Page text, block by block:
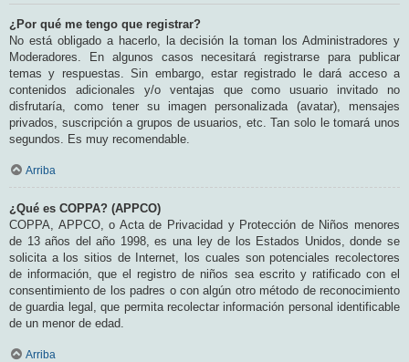
¿Por qué me tengo que registrar?
No está obligado a hacerlo, la decisión la toman los Administradores y
Moderadores. En algunos casos necesitará registrarse para publicar
temas y respuestas. Sin embargo, estar registrado le dará acceso a
contenidos adicionales y/o ventajas que como usuario invitado no
disfrutaría, como tener su imagen personalizada (avatar), mensajes
privados, suscripción a grupos de usuarios, etc. Tan solo le tomará unos
segundos. Es muy recomendable.
Arriba
¿Qué es COPPA? (APPCO)
COPPA, APPCO, o Acta de Privacidad y Protección de Niños menores
de 13 años del año 1998, es una ley de los Estados Unidos, donde se
solicita a los sitios de Internet, los cuales son potenciales recolectores
de información, que el registro de niños sea escrito y ratificado con el
consentimiento de los padres o con algún otro método de reconocimiento
de guardia legal, que permita recolectar información personal identificable
de un menor de edad.
Arriba